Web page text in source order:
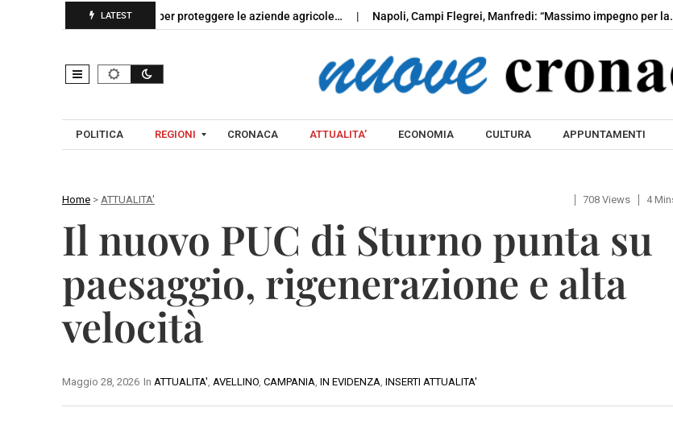
LATEST
Campania, nuovo bando per proteggere le aziende agricole… Napoli, Campi Flegrei, Manfredi: “Massimo impegno per la…
Skip to content
POLITICA REGIONI
C
M
A
I
A
V
E
L
I
O
B
A
CRONACA ATTUALITA’ ECONOMIA CULTURA APPUNTAMENTI
Home > ATTUALITA' 708 Views 4
Il nuovo PUC di Sturno punta su
paesaggio, rigenerazione e alta
velocità
In ATTUALITA' AVELLINO CAMPANIA IN EVIDENZA INSERTI ATTUALITA'
Maggio 28, 2026